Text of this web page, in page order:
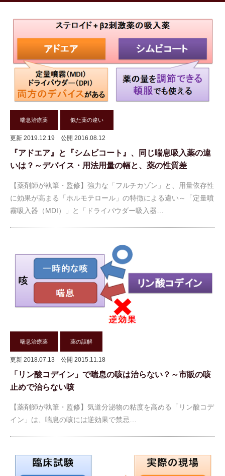
喘息治療薬 似た薬の違い
更新 2019.12.19 公開 2016.08.12
『アドエア』と『シムビコート』、同じ喘息吸入薬の違
いは？～デバイス・用法用量の幅と、薬の性質差
【薬剤師が執筆・監修】強力な「フルチカゾン」と、用量依存性
に効果が高まる「ホルモテロール」の特徴による違い～「定量噴
霧吸入器（MDI）」と「ドライパウダー吸入器…
喘息治療薬 薬の誤解
更新 2018.07.13 公開 2015.11.18
「リン酸コデイン」で喘息の咳は治らない？～市販の咳
止めで治らない咳
【薬剤師が執筆・監修】気道分泌物の粘度を高める「リン酸コデ
イン」は、喘息の咳には逆効果で禁忌…